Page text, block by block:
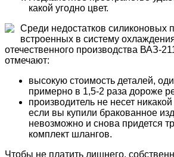
какой угодно цвет.
Среди недостатков силиконовых
встроенных в систему
отечественного производства ВАЗ-
отмечают:
высокую стоимость деталей,
примерно в 1,5-2 раза дороже
производитель не несет
если вы купили бракованное
невозможно и снова придется
комплект шлангов.
Чтобы не платить лишнего,